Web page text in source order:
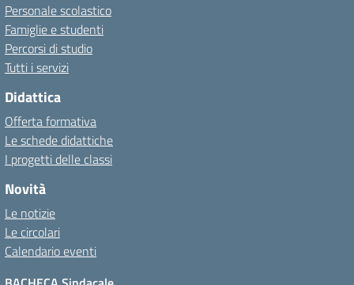
Personale scolastico
Famiglie e studenti
Percorsi di studio
Tutti i servizi
Didattica
Offerta formativa
Le schede didattiche
I progetti delle classi
Novità
Le notizie
Le circolari
Calendario eventi